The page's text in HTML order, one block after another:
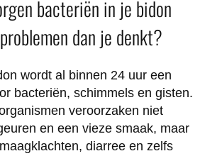
bacteriën in je bidon
dan je denkt?
wordt al binnen 24 uur een
bacteriën, schimmels en gisten.
veroorzaken niet
en een vieze smaak, maar
diarree en zelfs